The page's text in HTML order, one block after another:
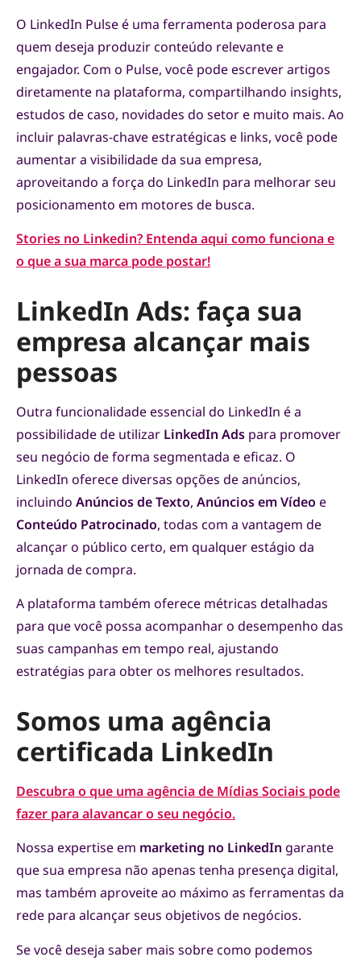
O LinkedIn Pulse é uma ferramenta poderosa para
quem deseja produzir conteúdo relevante e
engajador. Com o Pulse, você pode escrever artigos
diretamente na plataforma, compartilhando insights,
estudos de caso, novidades do setor e muito mais. Ao
incluir palavras-chave estratégicas e links, você pode
aumentar a visibilidade da sua empresa,
aproveitando a força do LinkedIn para melhorar seu
posicionamento em motores de busca.
Stories no Linkedin? Entenda aqui como funciona e
o que a sua marca pode postar!
LinkedIn Ads: faça sua
empresa alcançar mais
pessoas
Outra funcionalidade essencial do LinkedIn é a
possibilidade de utilizar LinkedIn Ads para promover
seu negócio de forma segmentada e eficaz. O
LinkedIn oferece diversas opções de anúncios,
incluindo Anúncios de Texto, Anúncios em Vídeo e
Conteúdo Patrocinado, todas com a vantagem de
alcançar o público certo, em qualquer estágio da
jornada de compra.
A plataforma também oferece métricas detalhadas
para que você possa acompanhar o desempenho das
suas campanhas em tempo real, ajustando
estratégias para obter os melhores resultados.
Somos uma agência
certificada LinkedIn
Descubra o que uma agência de Mídias Sociais pode
fazer para alavancar o seu negócio.
Nossa expertise em marketing no LinkedIn garante
que sua empresa não apenas tenha presença digital,
mas também aproveite ao máximo as ferramentas da
rede para alcançar seus objetivos de negócios.
Se você deseja saber mais sobre como podemos